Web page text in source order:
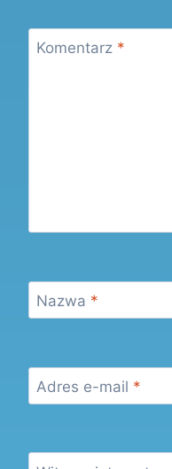
Komentarz *
Nazwa *
Adres e-mail *